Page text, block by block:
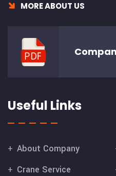
MORE ABOUT US
Useful Links
About Company
Crane Service